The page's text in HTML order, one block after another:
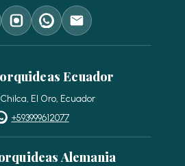
Ecuador
El Oro, Ecuador
+593999612077
Alemania